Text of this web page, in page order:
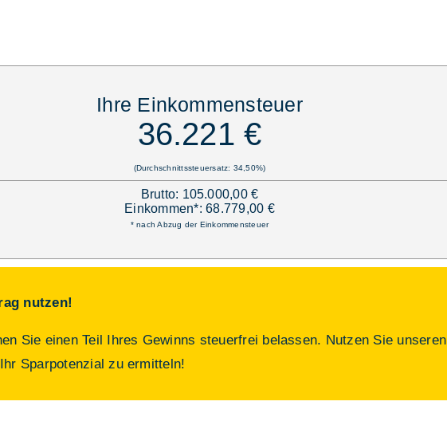
Ihre Einkommensteuer
36.221 €
(Durchschnittssteuersatz: 34,50%)
Brutto: 105.000,00 €
Einkommen*: 68.779,00 €
* nach Abzug der Einkommensteuer
nutzen!
Sie einen Teil Ihres Gewinns steuerfrei belassen. Nutzen Sie unseren
Sparpotenzial zu ermitteln!